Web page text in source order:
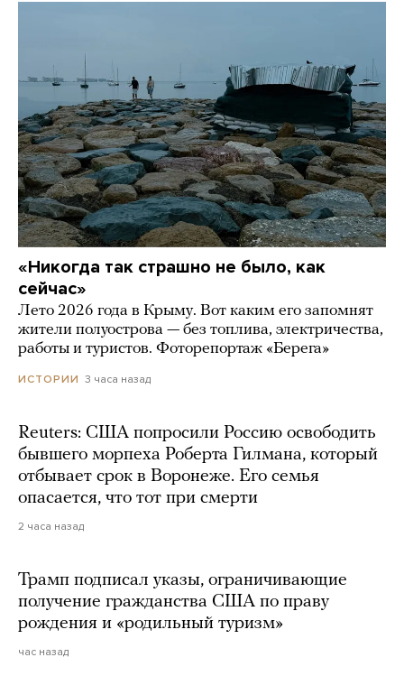
«Никогда так страшно не было, как
сейчас»
Лето 2026 года в Крыму. Вот каким его запомнят
жители полуострова — без топлива, электричества,
работы и туристов. Фоторепортаж «Берега»
ИСТОРИИ 3 часа назад
Reuters: США попросили Россию освободить
бывшего морпеха Роберта Гилмана, который
отбывает срок в Воронеже. Его семья
опасается, что тот при смерти
2 часа назад
Трамп подписал указы, ограничивающие
получение гражданства США по праву
рождения и «родильный туризм»
час назад